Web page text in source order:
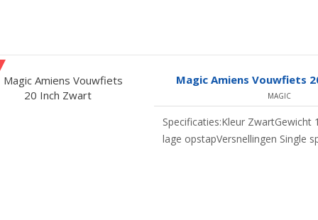
Magic Amiens Vouwfiets
MAGIC
Specificaties:Kleur ZwartGewicht
lage opstapVersnellingen Single